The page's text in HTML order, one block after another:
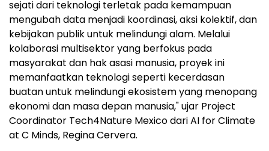
sejati dari teknologi terletak pada kemampuan
mengubah data menjadi koordinasi, aksi kolektif, dan
kebijakan publik untuk melindungi alam. Melalui
kolaborasi multisektor yang berfokus pada
masyarakat dan hak asasi manusia, proyek ini
memanfaatkan teknologi seperti kecerdasan
buatan untuk melindungi ekosistem yang menopang
ekonomi dan masa depan manusia," ujar Project
Coordinator Tech4Nature Mexico dari AI for Climate
at C Minds, Regina Cervera.